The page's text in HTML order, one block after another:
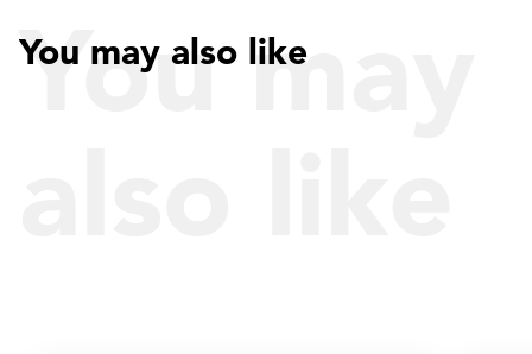
You may
You may also like